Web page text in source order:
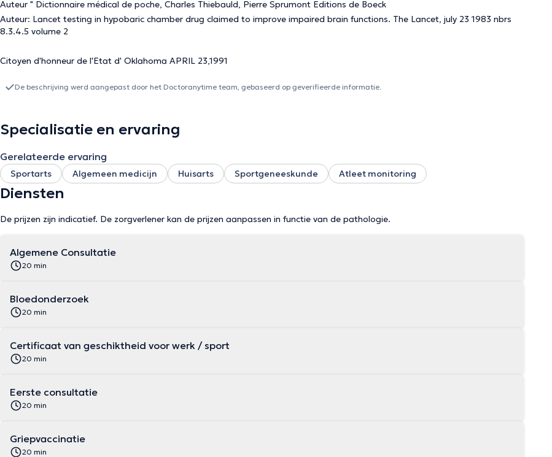
Auteur " Dictionnaire médical de poche, Charles Thiebauld, Pierre Sprumont Editions de Boeck
Auteur: Lancet testing in hypobaric chamber drug claimed to improve impaired brain functions. The Lancet, july 23 1983 nbrs
8.3.4.5 volume 2
Citoyen d'honneur de l'Etat d' Oklahoma APRIL 23,1991
De beschrijving werd aangepast door het Doctoranytime team, gebaseerd op geverifieerde informatie.
Specialisatie en ervaring
Gerelateerde ervaring
Sportarts Algemeen medicijn Huisarts Sportgeneeskunde Atleet monitoring
Diensten
De prijzen zijn indicatief. De zorgverlener kan de prijzen aanpassen in functie van de pathologie.
Algemene Consultatie
20 min
Bloedonderzoek
20 min
Certificaat van geschiktheid voor werk / sport
20 min
Eerste consultatie
20 min
Griepvaccinatie
20 min